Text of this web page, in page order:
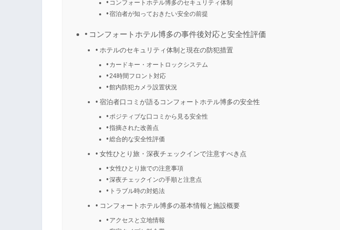
コンフォートホテル博多のセキュリティ体制
宿泊者が知っておきたい安全の前提
コンフォートホテル博多の事件後対応と安全性評価
ホテルのセキュリティ体制と現在の防犯措置
カードキー・オートロックシステム
24時間フロント対応
館内防犯カメラ設置状況
宿泊者口コミが語るコンフォートホテル博多の安全性
ポジティブな口コミから見る安全性
指摘された改善点
総合的な安全性評価
女性ひとり旅・深夜チェックインで注意すべき点
女性ひとり旅での注意事項
深夜チェックインの手順と注意点
トラブル時の対処法
コンフォートホテル博多の基本情報と施設概要
アクセスと立地情報